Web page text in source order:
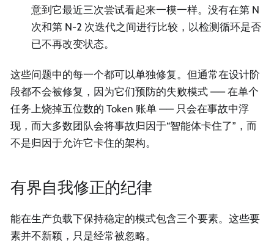
意到它最近三次尝试看起来一模一样。没有在第 N
次和第 N-2 次迭代之间进行比较，以检测循环是否
已不再改变状态。
这些问题中的每一个都可以单独修复。但通常在设计阶
段都不会被修复，因为它们预防的失败模式 —— 在单个
任务上烧掉五位数的 Token 账单 —— 只会在事故中浮
现，而大多数团队会将事故归因于“智能体卡住了”，而
不是归因于允许它卡住的架构。
有界自我修正的纪律
能在生产负载下保持稳定的模式包含三个要素。这些要
素并不新颖，只是经常被忽略。